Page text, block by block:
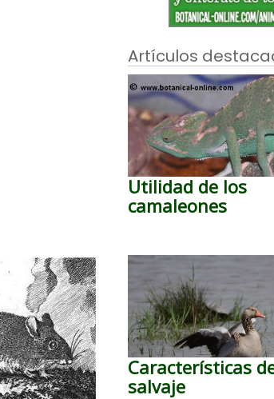
Artículos
Utilidad de los
camaleones
Características
salvaje